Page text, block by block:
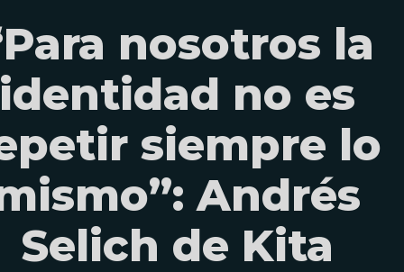
nosotros la
no es
siempre lo
Andrés
Selich de Kita